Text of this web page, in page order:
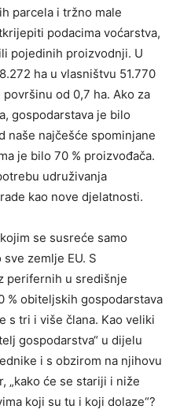
parcela i tržno male
podacima voćarstva,
pojedinih proizvodnji. U
ha u vlasništvu 51.770
od 0,7 ha. Ako za
gospodarstava je bilo
naše najčešće spominjane
je bilo 70 % proizvođača.
udruživanja
kao nove djelatnosti.
se susreće samo
zemlje EU. S
perifernih u središnje
% obiteljskih gospodarstava
s tri i više člana. Kao veliki
gospodarstva“ u dijelu
i s obzirom na njihovu
„kako će se stariji i niže
koji su tu i koji dolaze“?